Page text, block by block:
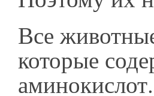
Все
которые